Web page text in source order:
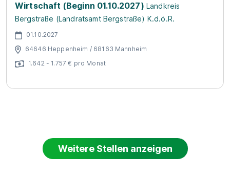
Wirtschaft (Beginn 01.10.2027) Landkreis
Bergstraße (Landratsamt Bergstraße) K.d.ö.R.
01.10.2027
64646 Heppenheim / 68163 Mannheim
1.642 - 1.757 € pro Monat
Weitere Stellen anzeigen